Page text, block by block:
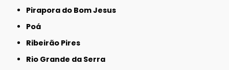
Pirapora do Bom Jesus
Poá
Ribeirão Pires
Rio Grande da Serra